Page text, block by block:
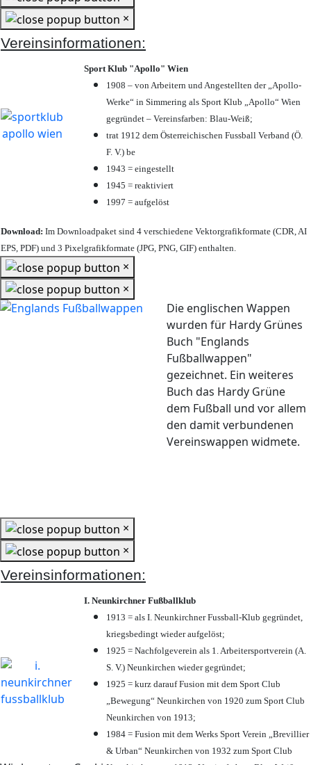
×
Vereinsinformationen:
Sport Klub "Apollo" Wien
1908 – von Arbeitern und Angestellten der „Apollo-
Werke“ in Simmering als Sport Klub „Apollo“ Wien
gegründet – Vereinsfarben: Blau-Weiß;
trat 1912 dem Österreichischen Fussball Verband (Ö.
F. V.) be
1943 = eingestellt
1945 = reaktiviert
1997 = aufgelöst
Download: Im Downloadpaket sind 4 verschiedene Vektorgrafikformate (CDR, AI
EPS, PDF) und 3 Pixelgrafikformate (JPG, PNG, GIF) enthalten.
×
×
Die englischen Wappen
wurden für Hardy Grünes
Buch "Englands
Fußballwappen"
gezeichnet. Ein weiteres
Buch das Hardy Grüne
dem Fußball und vor allem
den damit verbundenen
Vereinswappen widmete.
×
×
Vereinsinformationen:
I. Neunkirchner Fußballklub
1913 = als I. Neunkirchner Fussball-Klub gegründet,
kriegsbedingt wieder aufgelöst;
1925 = Nachfolgeverein als 1. Arbeitersportverein (A.
S. V.) Neunkirchen wieder gegründet;
1925 = kurz darauf Fusion mit dem Sport Club
„Bewegung“ Neunkirchen von 1920 zum Sport Club
Neunkirchen von 1913;
1984 = Fusion mit dem Werks Sport Verein „Brevillier
& Urban“ Neunkirchen von 1932 zum Sport Club